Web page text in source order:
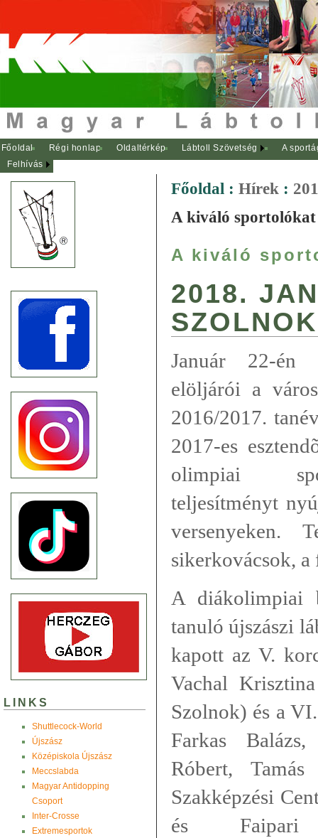
Főoldal Régi honlap Oldaltérkép Lábtoll Szövetség
A
Felhívás
LINKS
Shuttlecock-World
Újszász
Középiskola Újszász
Meccslabda
Magyar Antidopping
Csoport
Inter-Crosse
Extremesportok
Főoldal : Hírek :
A kiváló
A kiváló
2018.
SZOLNOK
Január 22-én
elöljárói a
2016/2017.
2017-es
olimpiai
teljesítményt
versenyeken.
sikerkovácsok,
A diákolimpiai
tanuló újszászi
kapott az V.
Vachal
Szolnok) és a
Farkas
Róbert,
Szakképzési
és Faipari